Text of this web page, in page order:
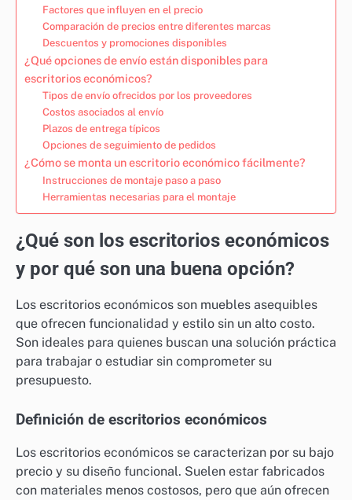
Factores que influyen en el precio
Comparación de precios entre diferentes marcas
Descuentos y promociones disponibles
¿Qué opciones de envío están disponibles para
escritorios económicos?
Tipos de envío ofrecidos por los proveedores
Costos asociados al envío
Plazos de entrega típicos
Opciones de seguimiento de pedidos
¿Cómo se monta un escritorio económico fácilmente?
Instrucciones de montaje paso a paso
Herramientas necesarias para el montaje
¿Qué son los escritorios económicos
y por qué son una buena opción?
Los escritorios económicos son muebles asequibles
que ofrecen funcionalidad y estilo sin un alto costo.
Son ideales para quienes buscan una solución práctica
para trabajar o estudiar sin comprometer su
presupuesto.
Definición de escritorios económicos
Los escritorios económicos se caracterizan por su bajo
precio y su diseño funcional. Suelen estar fabricados
con materiales menos costosos, pero que aún ofrecen